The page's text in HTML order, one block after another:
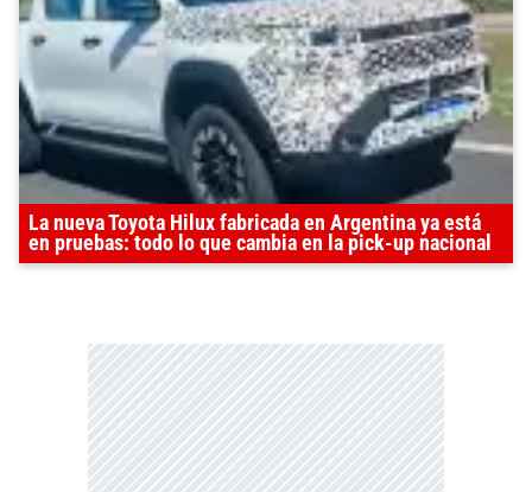
La nueva Toyota Hilux fabricada en Argentina ya está
en pruebas: todo lo que cambia en la pick-up nacional